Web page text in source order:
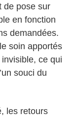
de pose sur
en fonction
demandées.
soin apportés
ce qui
souci du
les retours